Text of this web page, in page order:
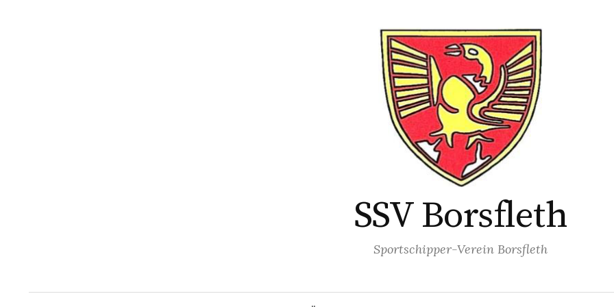
SSV Borsfleth
Sportschipper-Verein Borsfleth